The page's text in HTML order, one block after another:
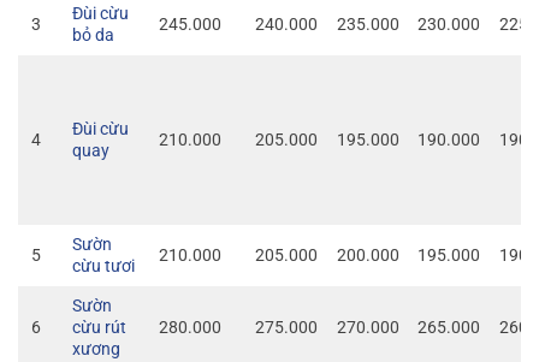
3
Đùi cừu
bỏ da
245.000 240.000 235.000 230.000
4
Đùi cừu
quay
210.000 205.000 195.000 190.000
5
Sườn
cừu tươi
210.000 205.000 200.000 195.000
6
Sườn
cừu rút
xương
280.000 275.000 270.000 265.000